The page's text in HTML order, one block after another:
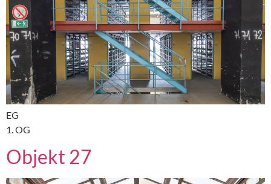
EG
1. OG
Objekt 27